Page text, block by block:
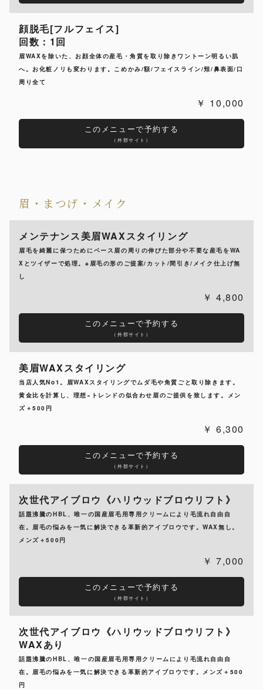
顔脱毛[フルフェイス]
回数：1回
眉WAXを除いた、お顔全体の産毛・角質を取り除きワントーン明るい肌
へ。お化粧ノリも変わります。こめかみ/額/フェイスライン/頬/鼻表面/口
周り全て
10,000
このメニューで予約する
（外部サイト）
眉・まつげ・メイク
メンテナンス美眉WAXスタイリング
眉毛を綺麗に保つためにベース眉の周りの伸びた部分や不要な産毛をWA
Xとツイザーで処理。※眉毛の形のご提案/カット/間引き/メイク仕上げ無
し
4,800
このメニューで予約する
（外部サイト）
美眉WAXスタイリング
当店人気No1。眉WAXスタイリングでムダ毛や角質ごと取り除きます。
黄金比を計算し、理想×トレンドの似合わせ眉のご提供を致します。メン
ズ＋500円
6,300
このメニューで予約する
（外部サイト）
次世代アイブロウ《ハリウッドブロウリフト》
話題沸騰のHBL、唯一の国産眉毛用専用クリームにより毛流れ自由自
在。眉毛の悩みを一気に解決できる革新的アイブロウです。WAX無し。
メンズ＋500円
7,000
このメニューで予約する
（外部サイト）
次世代アイブロウ《ハリウッドブロウリフト》
WAXあり
話題沸騰のHBL、唯一の国産眉毛用専用クリームにより毛流れ自由自
在。眉毛の悩みを一気に解決できる革新的アイブロウです。メンズ＋500
円